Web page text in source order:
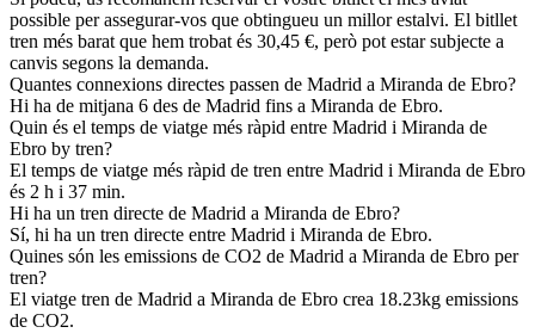
possible per assegurar-vos que obtingueu un millor estalvi. El bitllet
tren més barat que hem trobat és 30,45 €, però pot estar subjecte a
canvis segons la demanda.
Quantes connexions directes passen de Madrid a Miranda de Ebro?
Hi ha de mitjana 6 des de Madrid fins a Miranda de Ebro.
Quin és el temps de viatge més ràpid entre Madrid i Miranda de
Ebro by tren?
El temps de viatge més ràpid de tren entre Madrid i Miranda de Ebro
és 2 h i 37 min.
Hi ha un tren directe de Madrid a Miranda de Ebro?
Sí, hi ha un tren directe entre Madrid i Miranda de Ebro.
Quines són les emissions de CO2 de Madrid a Miranda de Ebro per
tren?
El viatge tren de Madrid a Miranda de Ebro crea 18.23kg emissions
de CO2.